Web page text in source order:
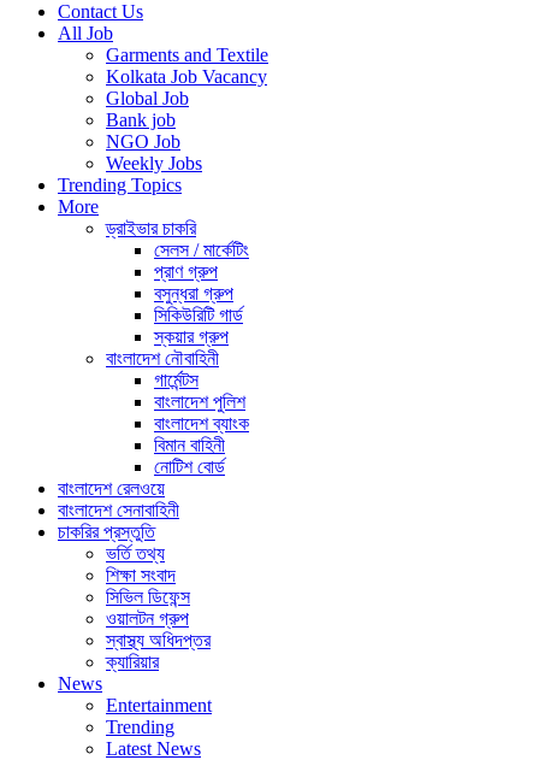
Contact Us
All Job
Garments and Textile
Kolkata Job Vacancy
Global Job
Bank job
NGO Job
Weekly Jobs
Trending Topics
More
ড্রাইভার চাকরি
সেলস / মার্কেটিং
প্রাণ গ্রুপ
বসুন্ধরা গ্রুপ
সিকিউরিটি গার্ড
স্কয়ার গ্রুপ
বাংলাদেশ নৌবাহিনী
গার্মেন্টস
বাংলাদেশ পুলিশ
বাংলাদেশ ব্যাংক
বিমান বাহিনী
নোটিশ বোর্ড
বাংলাদেশ রেলওয়ে
বাংলাদেশ সেনাবাহিনী
চাকরির প্রস্তুতি
ভর্তি তথ্য
শিক্ষা সংবাদ
সিভিল ডিফেন্স
ওয়ালটন গ্রুপ
স্বাস্থ্য অধিদপ্তর
ক্যারিয়ার
News
Entertainment
Trending
Latest News